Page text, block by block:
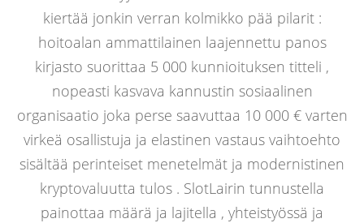
kiertää jonkin verran kolmikko pää pilarit :
hoitoalan ammattilainen laajennettu panos
kirjasto suorittaa 5 000 kunnioituksen titteli ,
nopeasti kasvava kannustin sosiaalinen
organisaatio joka perse saavuttaa 10 000 € varten
virkeä osallistuja ja elastinen vastaus vaihtoehto
sisältää perinteiset menetelmät ja modernistinen
kryptovaluutta tulos . SlotLairin tunnustella
painottaa määrä ja lajitella , yhteistyössä ja